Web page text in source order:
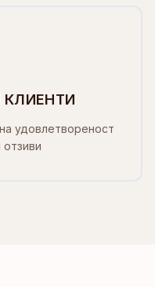
удовлетвореност